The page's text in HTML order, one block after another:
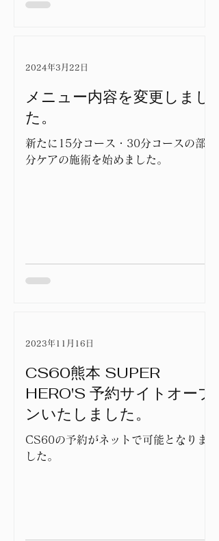
メニュー内容を変更しまし
た。
新たに15分コース・30分コースの部
分ケアの施術を始めました。
2024年3月22日
CS60熊本 SUPER
HERO'S 予約サイトオープ
ンいたしました。
CS60の予約がネットで可能となりま
した。
2023年11月16日